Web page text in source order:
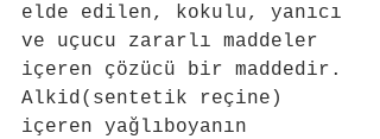
elde edilen, kokulu, yanıcı
ve uçucu zararlı maddeler
içeren çözücü bir maddedir.
Alkid(sentetik reçine)
içeren yağlıboyanın